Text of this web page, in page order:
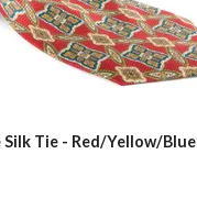
Tie - Red/Yellow/Blue